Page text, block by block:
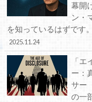
幕開
ン・
を知っているはずです。
2025.11.24
「
ー：
サー
の一